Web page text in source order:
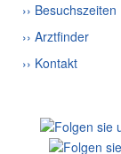
›› Besuchszeiten
›› Arztfinder
›› Kontakt